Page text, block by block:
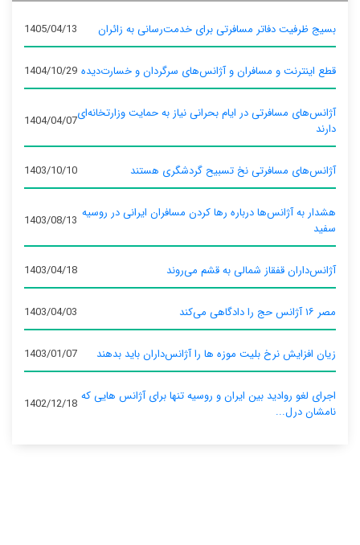
بسیج ظرفیت دفاتر مسافرتی برای خدمت‌رسانی به زائران 1405/04/13
قطع اینترنت و مسافران و آژانس‌های سرگردان و خسارت‌دیده 1404/10/29
آژانس‌های مسافرتی در ایام بحرانی نیاز به حمایت وزارتخانه‌ای
دارند
1404/04/07
آژانس‌های مسافرتی نخ تسبیح گردشگری هستند 1403/10/10
هشدار به آژانس‌ها درباره رها کردن مسافران ایرانی در روسیه
سفید
1403/08/13
آژانس‌داران قفقاز شمالی به قشم می‌روند 1403/04/18
مصر ۱۶ آژانس حج را دادگاهی می‌کند 1403/04/03
زیان افزایش نرخ بلیت موزه ها را آژانس‌داران باید بدهند 1403/01/07
اجرای لغو روادید بین ایران و روسیه تنها برای آژانس‌ هایی که
نامشان درل...
1402/12/18